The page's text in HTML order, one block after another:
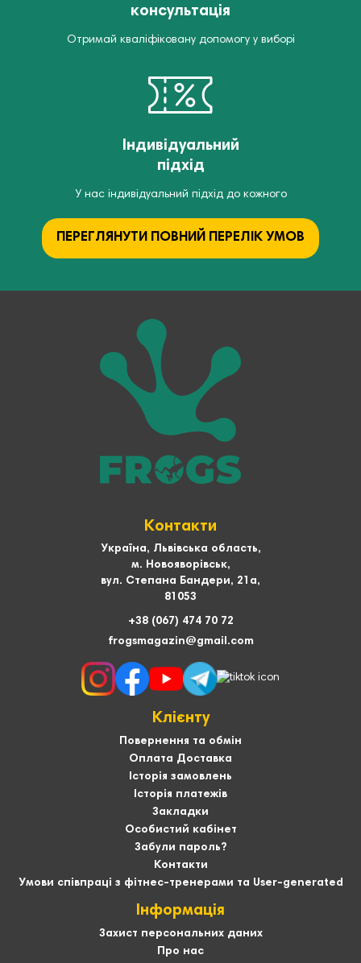
консультація
Отримай кваліфіковану допомогу у виборі
Індивідуальний
підхід
У нас індивідуальний підхід до кожного
ПЕРЕГЛЯНУТИ ПОВНИЙ ПЕРЕЛІК УМОВ
Контакти
Україна, Львівська область,
м. Новояворівськ,
вул. Степана Бандери, 21а,
81053
+38 (067) 474 70 72
frogsmagazin@gmail.com
Клієнту
Повернення та обмін
Оплата Доставка
Історія замовлень
Історія платежів
Закладки
Особистий кабінет
Забули пароль?
Контакти
Умови співпраці з фітнес-тренерами та User-generated
Інформація
Захист персональних даних
Про нас